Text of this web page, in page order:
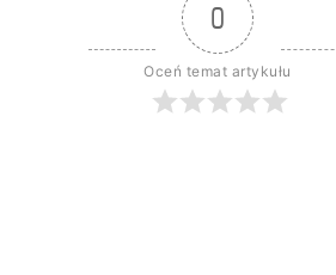
0
Oceń temat artykułu